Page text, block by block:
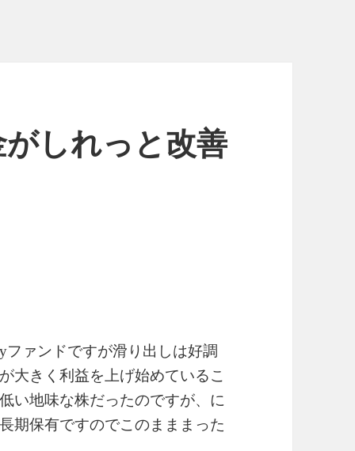
しれっと改善
ァンドですが滑り出しは好調
大きく利益を上げ始めているこ
い地味な株だったのですが、に
期保有ですのでこのまままった